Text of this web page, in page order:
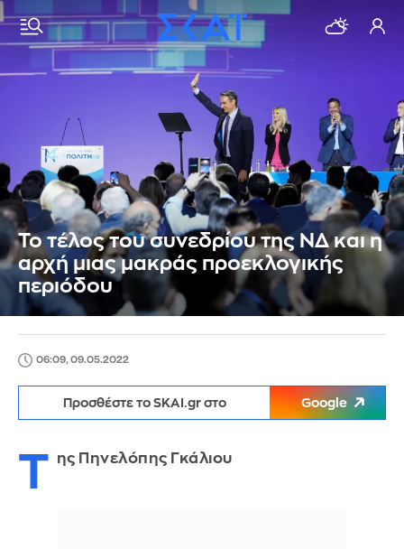
Το τέλος του συνεδρίου της ΝΔ και η
αρχή μιας μακράς προεκλογικής
περιόδου
06:09, 09.05.2022
Προσθέστε το SKAI.gr στο Google
Τ ης Πηνελόπης Γκάλιου